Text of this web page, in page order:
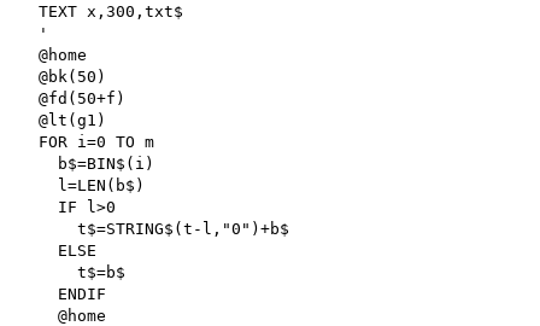
  TEXT x,300,txt$
  '
  @home
  @bk(50)
  @fd(50+f)
  @lt(g1)
  FOR i=0 TO m
    b$=BIN$(i)
    l=LEN(b$)
    IF l>0
      t$=STRING$(t-l,"0")+b$
    ELSE
      t$=b$
    ENDIF
    @home